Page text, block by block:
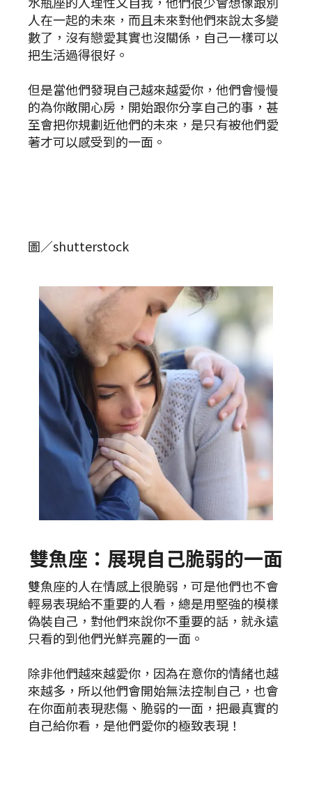
人在一起的未來，而且未來對他們來說太多變
數了，沒有戀愛其實也沒關係，自己一樣可以
把生活過得很好。
但是當他們發現自己越來越愛你，他們會慢慢
的為你敞開心房，開始跟你分享自己的事，甚
至會把你規劃近他們的未來，是只有被他們愛
著才可以感受到的一面。
圖／shutterstock
雙魚座：展現自己脆弱的一面
雙魚座的人在情感上很脆弱，可是他們也不會
輕易表現給不重要的人看，總是用堅強的模樣
偽裝自己，對他們來說你不重要的話，就永遠
只看的到他們光鮮亮麗的一面。
除非他們越來越愛你，因為在意你的情緒也越
來越多，所以他們會開始無法控制自己，也會
在你面前表現悲傷、脆弱的一面，把最真實的
自己給你看，是他們愛你的極致表現！